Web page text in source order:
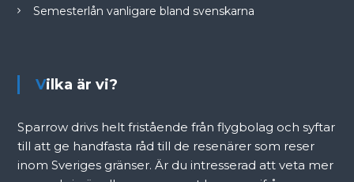
Semesterlån vanligare bland svenskarna
Vilka är vi?
Sparrow drivs helt fristående från flygbolag och syftar
till att ge handfasta råd till de resenärer som reser
inom Sveriges gränser. Är du intresserad att veta mer